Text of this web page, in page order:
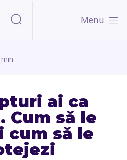
Menu
min
ai ca
Cum să le
cum să le